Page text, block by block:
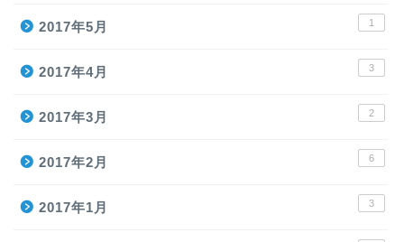
2017年5月 1
2017年4月 3
2017年3月 2
2017年2月 6
2017年1月 3